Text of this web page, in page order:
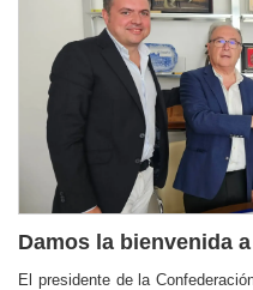
Damos la bienvenida
El presidente de la